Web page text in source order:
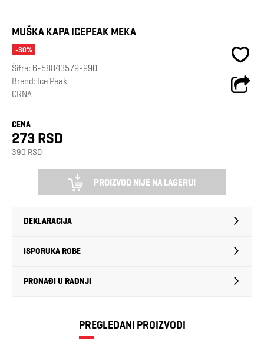
MUŠKA KAPA ICEPEAK MEKA
-30%
Šifra: 6-58843579-990
Brend: Ice Peak
CRNA
CENA
273 RSD
390 RSD
PROIZVOD NIJE NA LAGERU!
DEKLARACIJA
ISPORUKA ROBE
PRONAĐI U RADNJI
PREGLEDANI PROIZVODI